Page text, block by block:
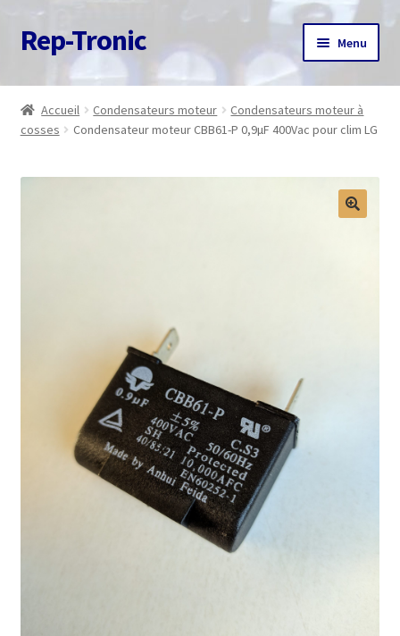
Aller
à
navigation
Aller
au
Rep-Tronic Menu
Accueil
A propos
Articles
Mon compte
Accueil Condensateurs moteur
Condensateurs moteur à
cosses
Condensateur moteur CBB61-P 0,9µF 400Vac pour clim LG